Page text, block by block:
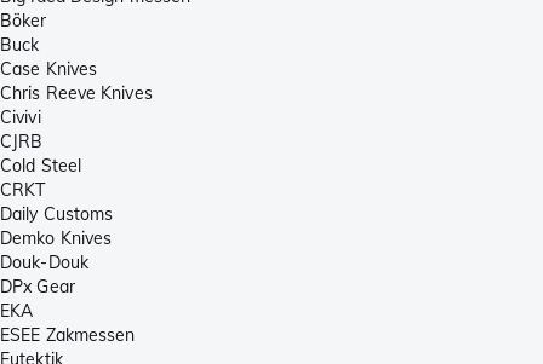
Böker
Buck
Case Knives
Chris Reeve Knives
Civivi
CJRB
Cold Steel
CRKT
Daily Customs
Demko Knives
Douk-Douk
DPx Gear
EKA
ESEE Zakmessen
Eutektik